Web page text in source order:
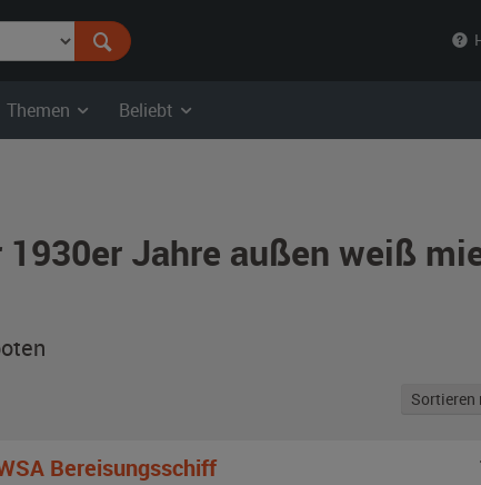
Themen Beliebt
Jahre außen weiß
Bereisungsschiff